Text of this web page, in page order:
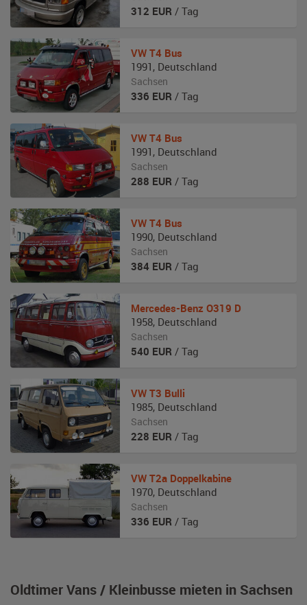
Oldtimer Vans / Kleinbusse mieten in Sachsen
312 EUR / Tag
VW T4 Bus
1991 , Deutschland
Sachsen
336 EUR / Tag
VW T4 Bus
1991 , Deutschland
Sachsen
288 EUR / Tag
VW T4 Bus
1990, Deutschland
Sachsen
384 EUR / Tag
Mercedes-Benz O319 D
1958, Deutschland
Sachsen
540 EUR / Tag
VW T3 Bulli
1985, Deutschland
Sachsen
228 EUR / Tag
VW T2a Doppelkabine
1970, Deutschland
Sachsen
336 EUR / Tag